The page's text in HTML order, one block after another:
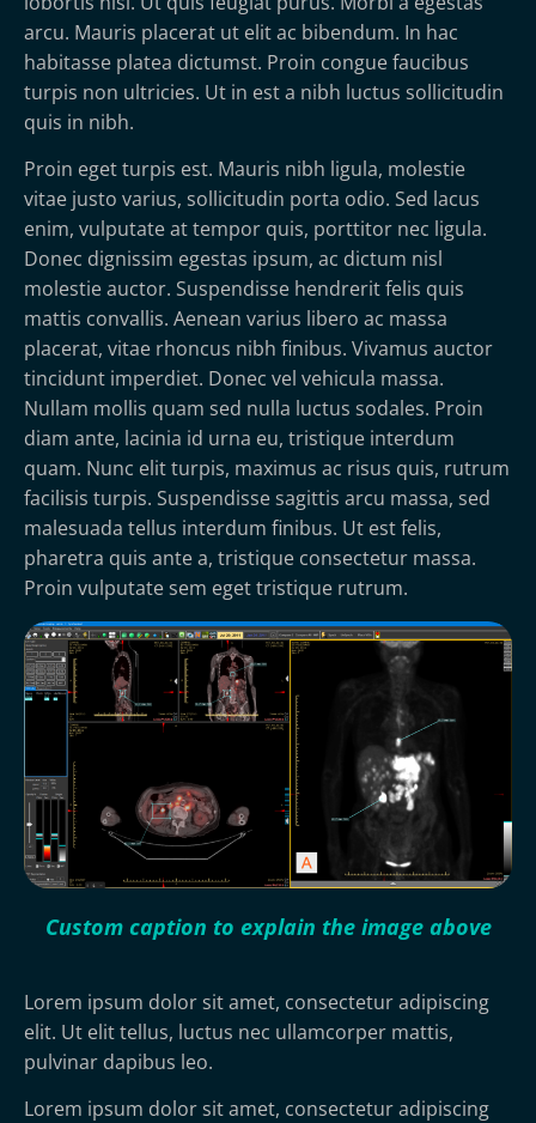
arcu. Mauris placerat ut elit ac bibendum. In hac
habitasse platea dictumst. Proin congue faucibus
turpis non ultricies. Ut in est a nibh luctus sollicitudin
quis in nibh.
Proin eget turpis est. Mauris nibh ligula, molestie
vitae justo varius, sollicitudin porta odio. Sed lacus
enim, vulputate at tempor quis, porttitor nec ligula.
Donec dignissim egestas ipsum, ac dictum nisl
molestie auctor. Suspendisse hendrerit felis quis
mattis convallis. Aenean varius libero ac massa
placerat, vitae rhoncus nibh finibus. Vivamus auctor
tincidunt imperdiet. Donec vel vehicula massa.
Nullam mollis quam sed nulla luctus sodales. Proin
diam ante, lacinia id urna eu, tristique interdum
quam. Nunc elit turpis, maximus ac risus quis, rutrum
facilisis turpis. Suspendisse sagittis arcu massa, sed
malesuada tellus interdum finibus. Ut est felis,
pharetra quis ante a, tristique consectetur massa.
Proin vulputate sem eget tristique rutrum.
Custom caption to explain the image above
Lorem ipsum dolor sit amet, consectetur adipiscing
elit. Ut elit tellus, luctus nec ullamcorper mattis,
pulvinar dapibus leo.
Lorem ipsum dolor sit amet, consectetur adipiscing